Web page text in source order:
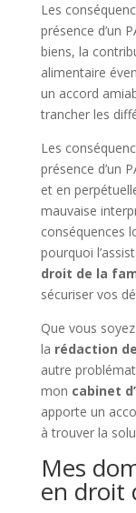
Les
présence d’un
biens, la
alimentaire
un accord
trancher les
Les
présence d’un
et en
mauvaise
conséquences
pourquoi
droit de la
sécuriser vos
Que vous
la rédaction
autre
mon cabinet
apporte un
à trouver la
Mes
en droit